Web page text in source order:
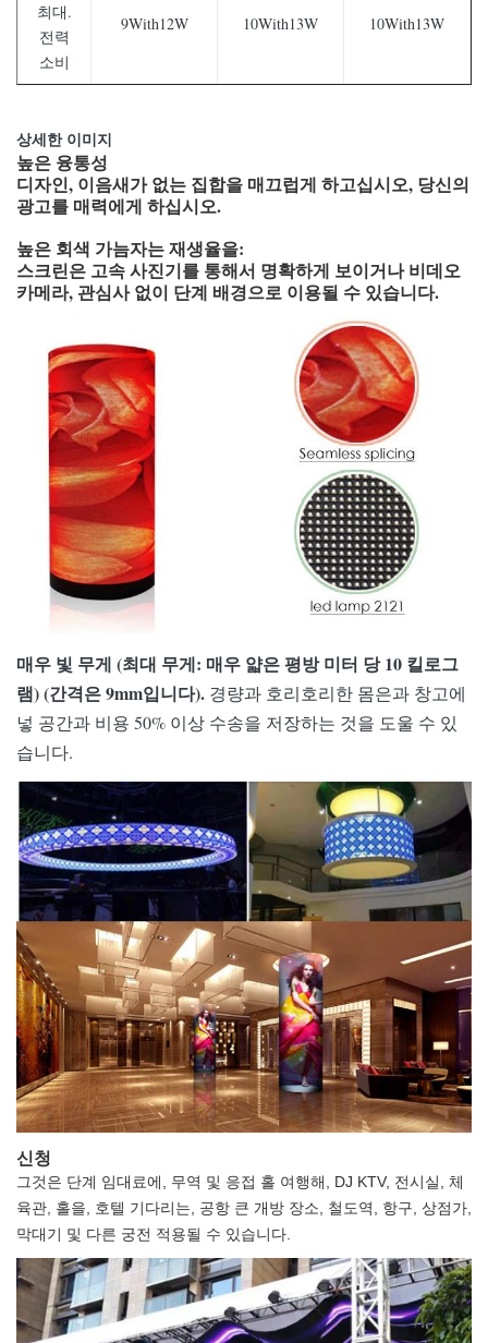
최대.
전력
소비
9With12W 10With13W 10With13W
상세한 이미지
높은 융통성
디자인, 이음새가 없는 집합을 매끄럽게 하고십시오, 당신의
광고를 매력에게 하십시오.
높은 회색 가늠자는 재생율을:
스크린은 고속 사진기를 통해서 명확하게 보이거나 비데오
카메라, 관심사 없이 단계 배경으로 이용될 수 있습니다.
매우 빛 무게 (최대 무게: 매우 얇은 평방 미터 당 10 킬로그
램) (간격은 9mm입니다). 경량과 호리호리한 몸은과 창고에
넣 공간과 비용 50% 이상 수송을 저장하는 것을 도울 수 있
습니다.
신청
그것은 단계 임대료에, 무역 및 응접 홀 여행해, DJ KTV, 전시실, 체
육관, 홀을, 호텔 기다리는, 공항 큰 개방 장소, 철도역, 항구, 상점가,
막대기 및 다른 궁전 적용될 수 있습니다.